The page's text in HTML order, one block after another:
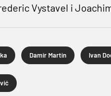
Vystavel i
Damir Martin Ivan